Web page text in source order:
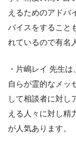
えるためのアドバ
バイスをすること
れているので有名
・片嶋レイ 先生
自らが霊的なメッ
して相談者に対し
える人々に対し精
が人気あります。